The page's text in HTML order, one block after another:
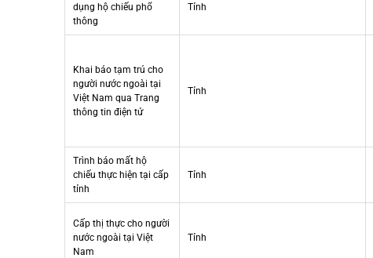
dụng hộ chiếu phổ
thông
Tỉnh
Khai báo tạm trú cho
người nước ngoài tại
Việt Nam qua Trang
thông tin điện tử
Tỉnh
Trình báo mất hộ
chiếu thực hiện tại cấp
tỉnh
Tỉnh
Cấp thị thực cho người
nước ngoài tại Việt
Nam
Tỉnh